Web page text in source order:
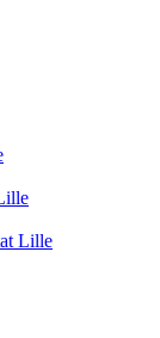
Lille